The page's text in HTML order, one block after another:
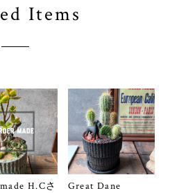
Items
H.Cさ
Great Dane